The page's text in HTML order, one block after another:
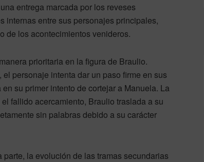
entrega marcada por los reveses
internas entre sus personajes principales,
de los acontecimientos venideros.
prioritaria en la figura de Braulio.
personaje intenta dar un paso firme en sus
su primer intento de cortejar a Manuela. La
fallido acercamiento, Braulio traslada a su
sin palabras debido a su carácter
parte, la evolución de las tramas secundarias